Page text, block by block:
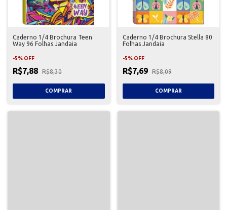
Caderno 1/4 Brochura Teen
Way 96 Folhas Jandaia
-5% OFF
R$7,88 R$8,30
Caderno 1/4 Brochura Stella 80
Folhas Jandaia
-5% OFF
R$7,69 R$8,09